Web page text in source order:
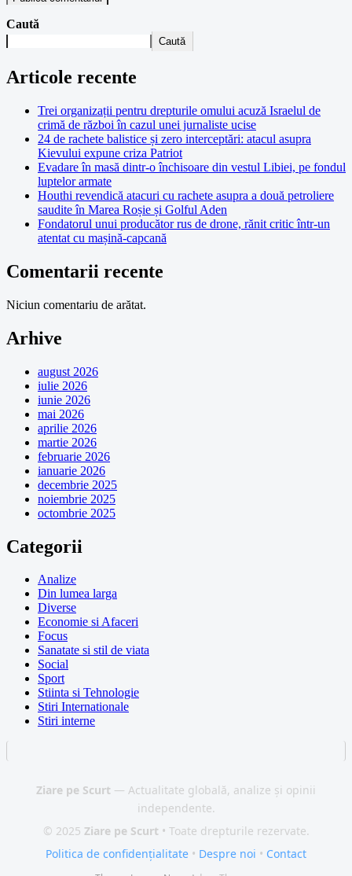
Caută
Caută
Articole recente
Trei organizații pentru drepturile omului acuză Israelul de
crimă de război în cazul unei jurnaliste ucise
24 de rachete balistice și zero interceptări: atacul asupra
Kievului expune criza Patriot
Evadare în masă dintr-o închisoare din vestul Libiei, pe fondul
luptelor armate
Houthi revendică atacuri cu rachete asupra a două petroliere
saudite în Marea Roșie și Golful Aden
Fondatorul unui producător rus de drone, rănit critic într-un
atentat cu mașină-capcană
Comentarii recente
Niciun comentariu de arătat.
Arhive
august 2026
iulie 2026
iunie 2026
mai 2026
aprilie 2026
martie 2026
februarie 2026
ianuarie 2026
decembrie 2025
noiembrie 2025
octombrie 2025
Categorii
Analize
Din lumea larga
Diverse
Economie si Afaceri
Focus
Sanatate si stil de viata
Social
Sport
Stiinta si Tehnologie
Stiri Internationale
Stiri interne
Ziare pe Scurt — Actualitate globală, analize și opinii
independente.
© 2025 Ziare pe Scurt • Toate drepturile rezervate.
Politica de confidențialitate • Despre noi • Contact